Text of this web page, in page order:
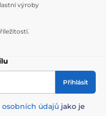
výroby
Přihlásit
osobních údajů jako je